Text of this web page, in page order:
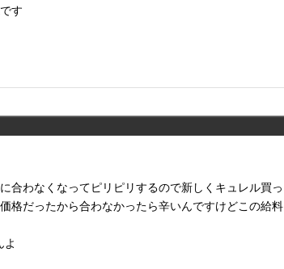
す
合わなくなってピリピリするので新しくキュレル買っ
格だったから合わなかったら辛いんですけどこの給料